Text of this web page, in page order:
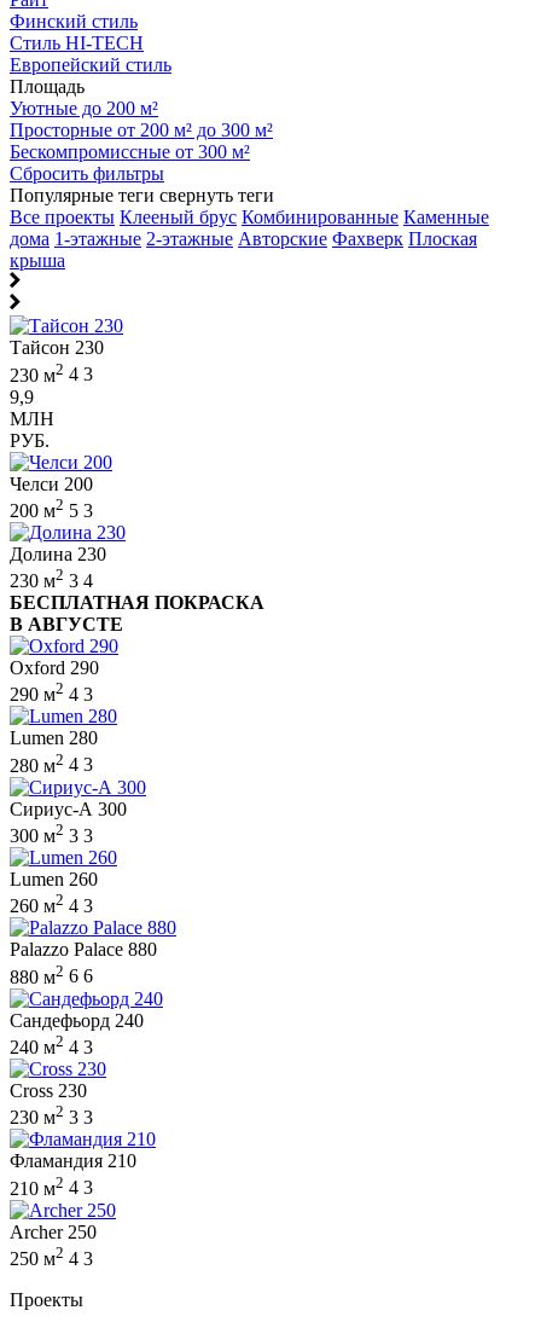
Финский стиль
Стиль HI-TECH
Европейский стиль
Площадь
Уютные до 200 м²
Просторные от 200 м² до 300 м²
Бескомпромиссные от 300 м²
Сбросить фильтры
Популярные теги свернуть теги
Все проекты Клееный брус Комбинированные Каменные
дома 1-этажные 2-этажные Авторские Фахверк Плоская
крыша
Тайсон 230
230 м2 4 3
9,9
МЛН
РУБ.
Челси 200
200 м2 5 3
Долина 230
230 м2 3 4
БЕСПЛАТНАЯ ПОКРАСКА
В АВГУСТЕ
Oxford 290
290 м2 4 3
Lumen 280
280 м2 4 3
Сириус-А 300
300 м2 3 3
Lumen 260
260 м2 4 3
Palazzo Palace 880
880 м2 6 6
Сандефьорд 240
240 м2 4 3
Cross 230
230 м2 3 3
Фламандия 210
210 м2 4 3
Archer 250
250 м2 4 3
Проекты